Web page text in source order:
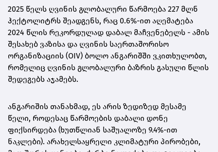
2025 წელს ღვინის გლობალური წარმოება 227 მლნ
ჰექტოლიტრს შეადგენს, რაც 0.6%-ით აღემატება
2024 წლის რეკორდულად დაბალ მაჩვენებელს - ამის
შესახებ ვაზისა და ღვინის საერთაშორისო
ორგანიზაციის (OIV) ბოლო ანგარიშში ვკითხულობთ,
რომელიც ღვინის გლობალური ბაზრის გასული წლის
შედეგებს აჯამებს.
ანგარიშის თანახმად, ეს არის ზედიზედ მესამე
წელი, როდესაც წარმოების დაბალი დონე
ფიქსირდება (ხუთწლიან საშუალოზე 9.4%-ით
ნაკლები). არახელსაყრელი კლიმატური პირობები,